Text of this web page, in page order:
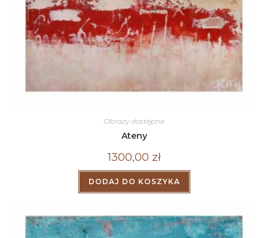
Obrazy dostępne
Ateny
1300,00 zł
DODAJ DO KOSZYKA